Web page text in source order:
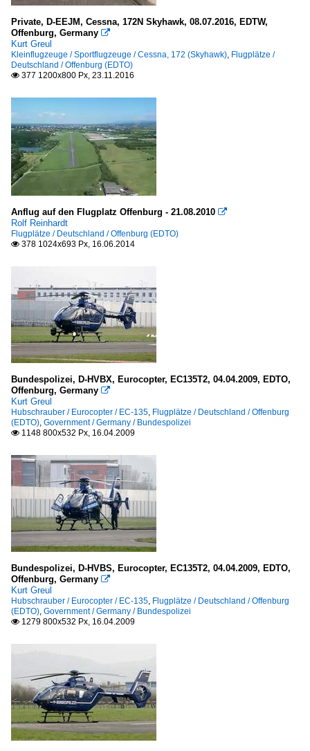
Private, D-EEJM, Cessna, 172N Skyhawk, 08.07.2016, EDTW,
Offenburg, Germany 
Kurt Greul
Kleinflugzeuge / Sportflugzeuge / Cessna, 172 (Skyhawk), Flugplätze /
Deutschland / Offenburg (EDTO)
 377 1200x800 Px, 23.11.2016
Anflug auf den Flugplatz Offenburg - 21.08.2010 
Rolf Reinhardt
Flugplätze / Deutschland / Offenburg (EDTO)
 378 1024x693 Px, 16.06.2014
Bundespolizei, D-HVBX, Eurocopter, EC135T2, 04.04.2009, EDTO,
Offenburg, Germany 
Kurt Greul
Hubschrauber / Eurocopter / EC-135, Flugplätze / Deutschland / Offenburg
(EDTO), Government / Germany / Bundespolizei
 1148 800x532 Px, 16.04.2009
Bundespolizei, D-HVBS, Eurocopter, EC135T2, 04.04.2009, EDTO,
Offenburg, Germany 
Kurt Greul
Hubschrauber / Eurocopter / EC-135, Flugplätze / Deutschland / Offenburg
(EDTO), Government / Germany / Bundespolizei
 1279 800x532 Px, 16.04.2009